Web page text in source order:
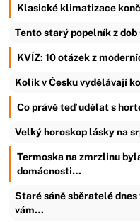
Klasické klimatizace
Tento starý popelník z
KVÍZ: 10 otázek z
Kolik v Česku vydělávají
Co právě teď udělat s
Velký horoskop lásky na
Termoska na zmrzlinu
domácnosti…
Staré sáně sběratelé
vám…